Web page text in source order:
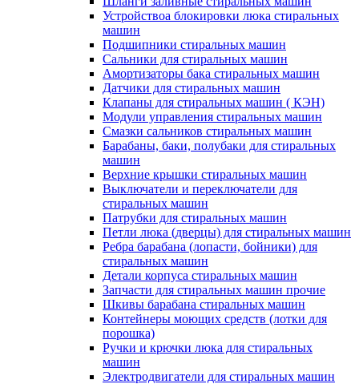
Устройствоа блокировки люка стиральных
машин
Подшипники стиральных машин
Сальники для стиральных машин
Амортизаторы бака стиральных машин
Датчики для стиральных машин
Клапаны для стиральных машин ( КЭН)
Модули управления стиральных машин
Смазки сальников стиральных машин
Барабаны, баки, полубаки для стиральных
машин
Верхние крышки стиральных машин
Выключатели и переключатели для
стиральных машин
Патрубки для стиральных машин
Петли люка (дверцы) для стиральных машин
Ребра барабана (лопасти, бойники) для
стиральных машин
Детали корпуса стиральных машин
Запчасти для стиральных машин прочие
Шкивы барабана стиральных машин
Контейнеры моющих средств (лотки для
порошка)
Ручки и крючки люка для стиральных
машин
Электродвигатели для стиральных машин